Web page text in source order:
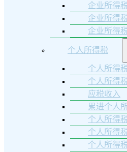
企业所得
企业所得
企业所得
个人所得税
个人所得
个人所得
应税收入
累进个人
个人所得
个人所得
个人所得